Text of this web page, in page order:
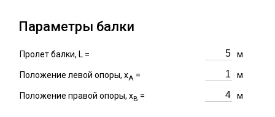
Параметры балки
Пролет балки, L = м
Положение левой опоры, xA = м
Положение правой опоры, xB = м